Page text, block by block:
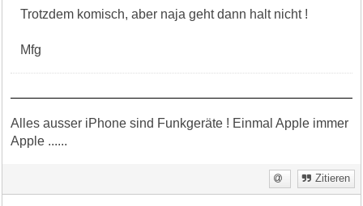
Trotzdem komisch, aber naja geht dann halt nicht !
Mfg
Alles ausser iPhone sind Funkgeräte ! Einmal Apple immer
Apple ......
Zitieren